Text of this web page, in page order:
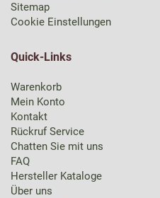
Sitemap
Cookie Einstellungen
Quick-Links
Warenkorb
Mein Konto
Kontakt
Rückruf Service
Chatten Sie mit uns
FAQ
Hersteller Kataloge
Über uns